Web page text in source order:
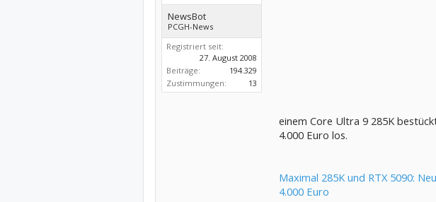
NewsBot
PCGH-News
Registriert seit:
27. August 2008
Beiträge:
194.329
Zustimmungen:
13
einem Core Ultra 9 285K
4.000 Euro los.
Maximal 285K und RTX 5090:
4.000 Euro